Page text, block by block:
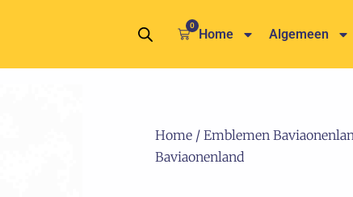
0
Winkelwagen
Home Algemeen
Home / Emblemen
Baviaonenland